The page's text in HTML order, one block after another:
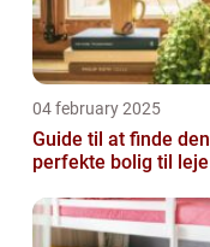
04 february 2025
Guide til at finde den
perfekte bolig til leje